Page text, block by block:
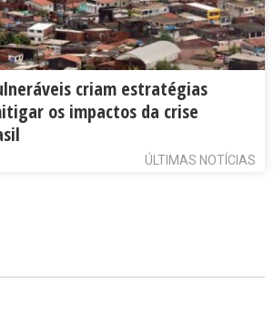
criam estratégias
os impactos da crise
ÚLTIMAS NOTÍCIAS